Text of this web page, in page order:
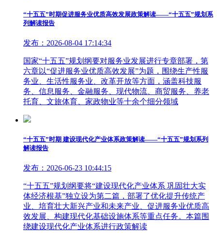
“十五五”时期促进服务业优质高效发展政策解读——“十五五”规划系
列解读报告
发布：2026-08-04 17:14:34
国家“十五五”规划纲要对服务业发展进行专章部署，第
六章以“促进服务业优质高效发展”为题，围绕生产性服
务业、生活性服务业、改革开放等方面，涵盖科技服
务、信息服务、金融服务、现代物流、商贸服务、养老
托育、文旅体育、家政物业等十余个细分领域
“十五五”时期 建设现代化产业体系政策解读——“十五五”规划系列
解读报告
发布：2026-06-23 10:44:15
“十五五”规划纲要将“建设现代化产业体系 巩固壮大实
体经济根基”独立设为第二篇，部署了优化提升传统产
业、培育壮大新兴产业和未来产业、促进服务业优质高
效发展、构建现代化基础设施体系等重点任务。本篇围
绕建设现代化产业体系进行政策解读